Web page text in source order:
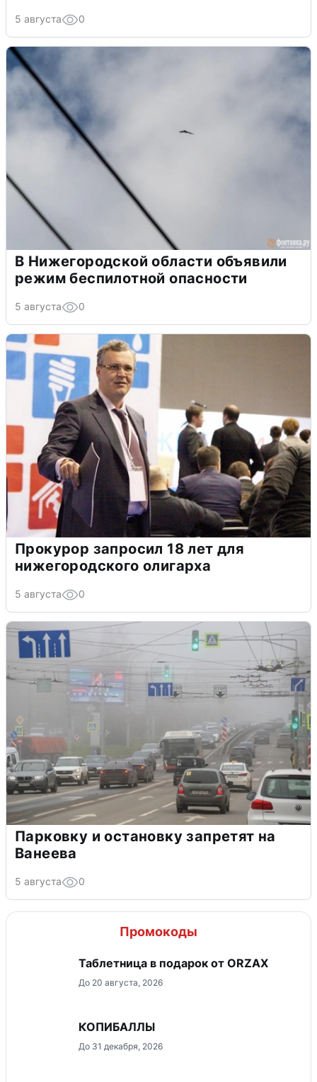
5 августа 0
В Нижегородской области объявили
режим беспилотной опасности
5 августа 0
Прокурор запросил 18 лет для
нижегородского олигарха
5 августа 0
Парковку и остановку запретят на
Ванеева
5 августа 0
Промокоды
Таблетница в подарок от ORZAX
До 20 августа, 2026
КОПИБАЛЛЫ
До 31 декабря, 2026